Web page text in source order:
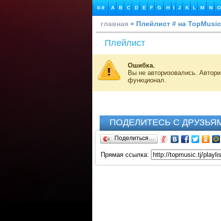
0-9 A B C D E F G H I J K L M N O
главная » Плейлист # на TopMusic
Плейлист
Ошибка.
Вы не авторизовались.
функционал.
ПОДЕЛИТЕСЬ С
Поделиться…
Прямая ссылка: